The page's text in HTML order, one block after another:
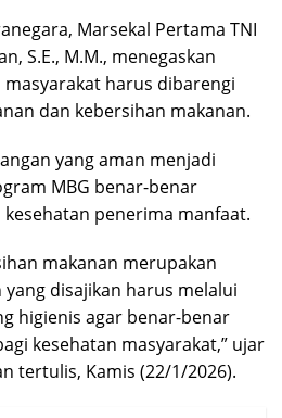
Marsekal Pertama TNI
S.E., M.M., menegaskan
harus dibarengi
dan kebersihan makanan.
yang aman menjadi
MBG benar-benar
penerima manfaat.
makanan merupakan
disajikan harus melalui
higienis agar benar-benar
kesehatan masyarakat,” ujar
tertulis, Kamis (22/1/2026).